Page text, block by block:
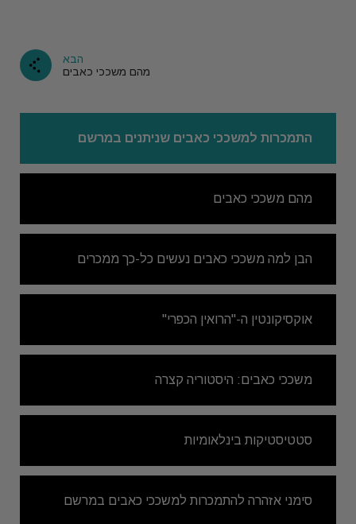
הבא
מהם משככי כאבים
התמכרות למשככי כאבים שניתנים במרשם
מהם משככי כאבים
הבן למה משככי כאבים נעשים כל-כך ממכרים
אוקסיקונטין ה-"הרואין הכפרי"
משככי כאבים: היסטוריה קצרה
סטטיסטיקות בינלאומיות
סימני אזהרה להתמכרות למשככי כאבים במרשם